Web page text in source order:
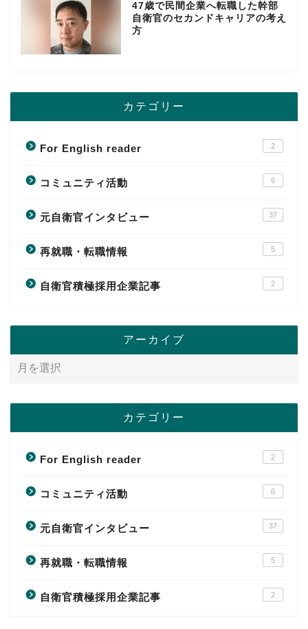
47歳で民間企業へ転職した幹部
自衛官のセカンドキャリアの考え
方
カテゴリー
For English reader 2
コミュニティ活動 6
元自衛官インタビュー 37
再就職・転職情報 5
自衛官積極採用企業記事 2
アーカイブ
カテゴリー
For English reader 2
コミュニティ活動 6
元自衛官インタビュー 37
再就職・転職情報 5
自衛官積極採用企業記事 2